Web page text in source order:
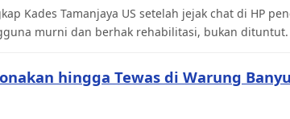
Kades Tamanjaya US setelah jejak chat di HP
murni dan berhak rehabilitasi, bukan dituntut.
hingga Tewas di Warung